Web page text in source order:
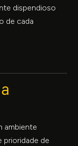
dispendioso
de cada
ambiente
prioridade de